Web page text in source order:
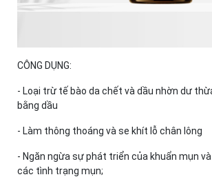
CÔNG DỤNG:
- Loại trừ tế bào da chết và dầu nhờn dư
bằng dầu
- Làm thông thoáng và se khít lỗ chân lông
- Ngăn ngừa sự phát triển của khuẩn mụn
các tình trạng mụn;